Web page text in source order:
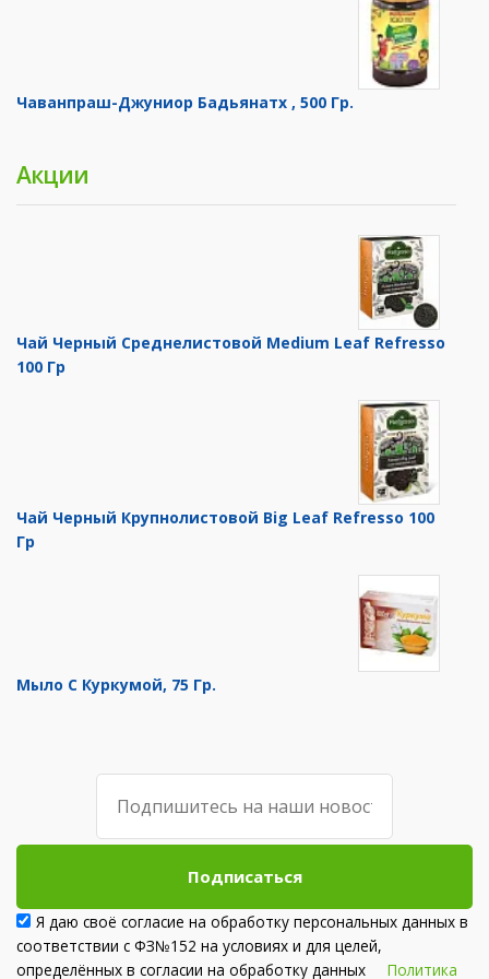
Чаванпраш-Джуниор Бадьянатх , 500 Гр.
Акции
Чай Черный Среднелистовой Medium Leaf Refresso
100 Гр
Чай Черный Крупнолистовой Big Leaf Refresso 100
Гр
Мыло С Куркумой, 75 Гр.
Подписаться
Я даю своё согласие на обработку персональных данных в
соответствии с ФЗ№152 на условиях и для целей,
определённых в согласии на обработку данных Политика